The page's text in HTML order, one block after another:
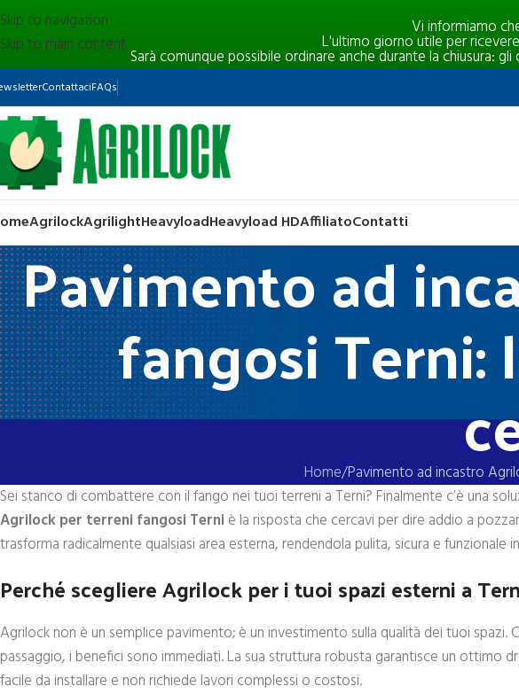
Vi informiamo
L'ultimo giorno utile per
Sarà comunque possibile ordinare anche durante la chiusura:
Skip to navigation
Skip to main content
ContattaciFAQs
AgrilockAgrilightHeavyloadHeavyload HDAffiliatoContatti
Pavimento ad
fangosi Terni:
Home Pavimento ad incastro
Sei stanco di combattere con il fango nei tuoi terreni a Terni? Finalmente c’è una
Agrilock per terreni fangosi Terni è la risposta che cercavi per dire addio a
trasforma radicalmente qualsiasi area esterna, rendendola pulita, sicura e funzionale
Perché scegliere Agrilock per i tuoi spazi esterni a
Agrilock non è un semplice pavimento; è un investimento sulla qualità dei tuoi spazi.
passaggio, i benefici sono immediati. La sua struttura robusta garantisce un ottimo
facile da installare e non richiede lavori complessi o costosi.